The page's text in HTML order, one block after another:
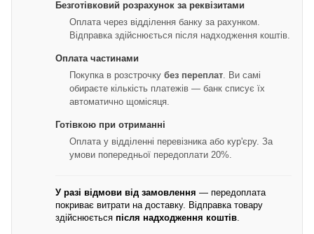
Безготівковий розрахунок за реквізитами
Оплата через відділення банку за рахунком.
Відправка здійснюється після надходження коштів.
Оплата частинами
Покупка в розстрочку без переплат . Ви самі
обираєте кількість платежів — банк списує їх
автоматично щомісяця.
Готівкою при отриманні
Оплата у відділенні перевізника або кур'єру. За
умови попередньої передоплати 20%.
У разі відмови від замовлення — передоплата
покриває витрати на доставку. Відправка товару
здійснюється після надходження коштів